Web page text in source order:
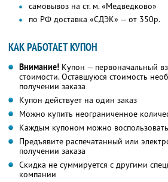
самовывоз на ст. м. «Медведково»
по РФ доставка «СДЭК» — от 350р.
КАК РАБОТАЕТ КУПОН
Внимание! Купон — первоначальный
стоимости. Оставшуюся стоимость
получении заказа
Купон действует на один заказ
Можно купить неограниченное
Каждым купоном можно
Предъявите распечатанный или
получении заказа
Скидка не суммируется с другими
компании